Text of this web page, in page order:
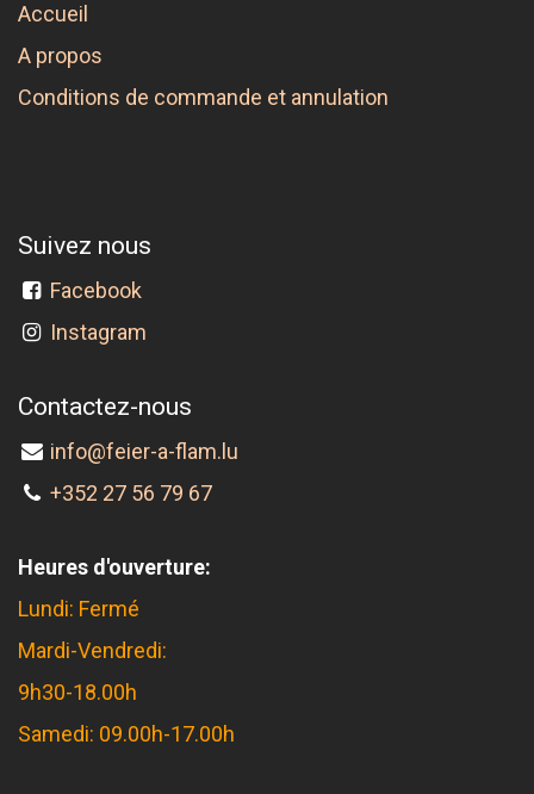
Accueil
A propos
Conditions de commande et annulation
Suivez nous
Facebook
Instagram
Contactez-nous
info@feier-a-flam.lu
+352 27 56 79 67
Heures d'ouverture:
Lundi: Fermé
Mardi-Vendredi:
9h30-18.00h
Samedi: 09.00h-17.00h